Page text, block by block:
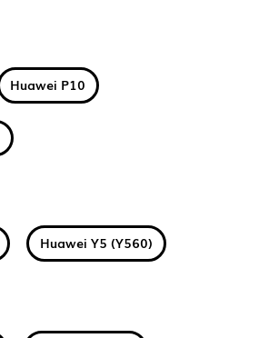
Huawei P10
Huawei Y5 (Y560)